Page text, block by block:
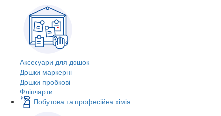
Аксесуари для дошок
Дошки маркерні
Дошки пробкові
Фліпчарти
Побутова та професійна хімія